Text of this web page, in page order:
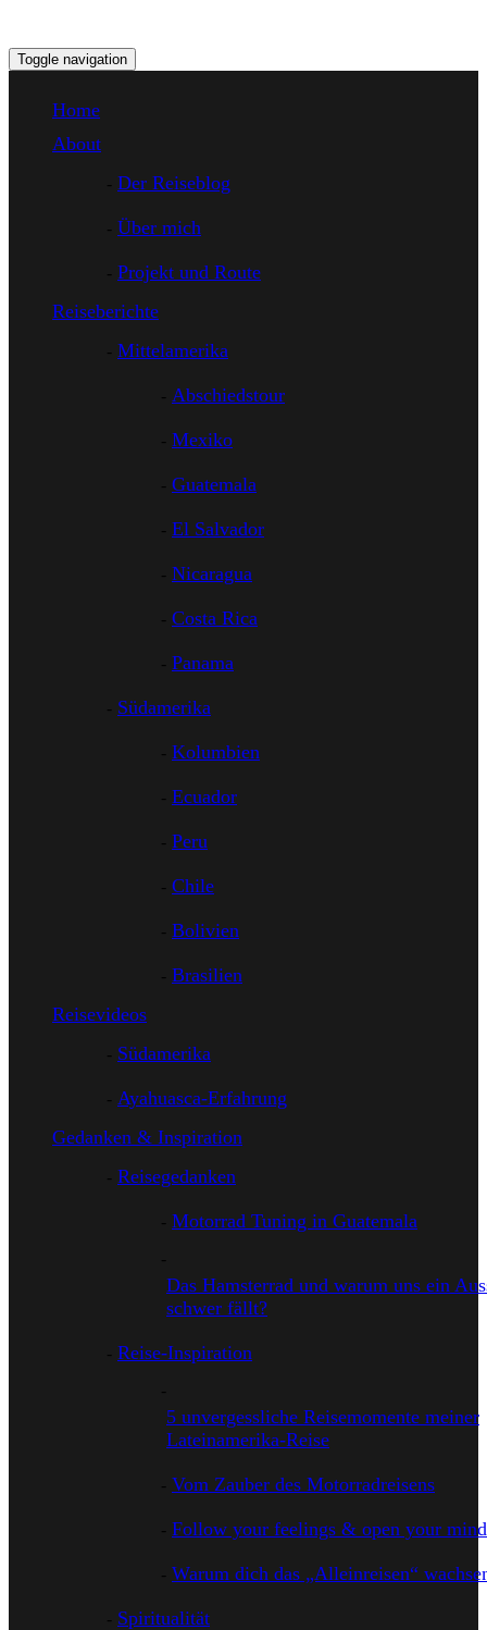
Toggle navigation
Home
About
Der Reiseblog
Über mich
Projekt und Route
Reiseberichte
Mittelamerika
Abschiedstour
Mexiko
Guatemala
El Salvador
Nicaragua
Costa Rica
Panama
Südamerika
Kolumbien
Ecuador
Peru
Chile
Bolivien
Brasilien
Reisevideos
Südamerika
Ayahuasca-Erfahrung
Gedanken & Inspiration
Reisegedanken
Motorrad Tuning in Guatemala
Das Hamsterrad und warum uns ein
schwer fällt?
Reise-Inspiration
5 unvergessliche Reisemomente meiner
Lateinamerika-Reise
Vom Zauber des Motorradreisens
Follow your feelings & open your
Warum dich das „Alleinreisen“
Spiritualität